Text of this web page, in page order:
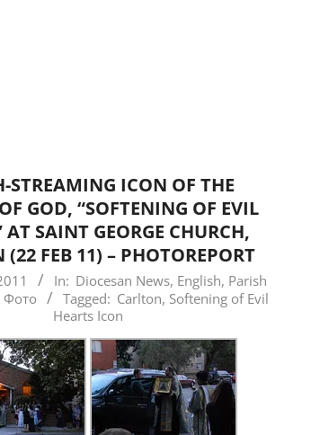
STREAMING ICON OF THE
GOD, “SOFTENING OF EVIL
AT SAINT GEORGE CHURCH,
(22 FEB 11) – PHOTOREPORT
In: Diocesan News, English, Parish
Фото Tagged: Carlton, Softening of Evil
Hearts Icon